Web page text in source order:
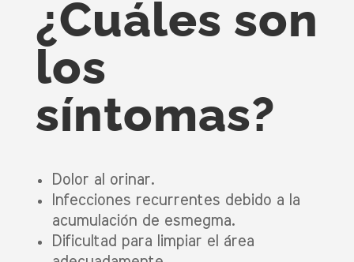
¿Cuáles son
los
síntomas?
Dolor al orinar.
Infecciones recurrentes debido a la
acumulación de esmegma.
Dificultad para limpiar el área